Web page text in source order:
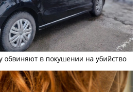
обвиняют в покушении на убийство